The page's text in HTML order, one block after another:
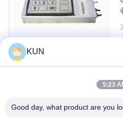
KUN
5:23
Good day, what product are you